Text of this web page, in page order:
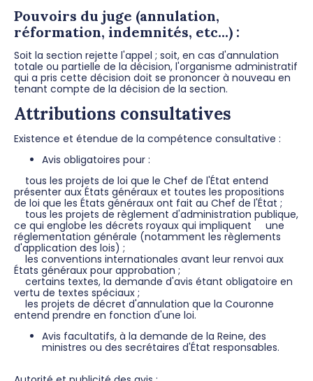
Pouvoirs du juge (annulation,
réformation, indemnités, etc...) :
Soit la section rejette l'appel ; soit, en cas d'annulation
totale ou partielle de la décision, l'organisme administratif
qui a pris cette décision doit se prononcer à nouveau en
tenant compte de la décision de la section.
Attributions consultatives
Existence et étendue de la compétence consultative :
Avis obligatoires pour :
tous les projets de loi que le Chef de l'État entend
présenter aux États généraux et toutes les propositions
de loi que les États généraux ont fait au Chef de l'État ;
tous les projets de règlement d'administration publique,
ce qui englobe les décrets royaux qui impliquent une
réglementation générale (notamment les règlements
d'application des lois) ;
les conventions internationales avant leur renvoi aux
États généraux pour approbation ;
certains textes, la demande d'avis étant obligatoire en
vertu de textes spéciaux ;
les projets de décret d'annulation que la Couronne
entend prendre en fonction d'une loi.
Avis facultatifs, à la demande de la Reine, des
ministres ou des secrétaires d'État responsables.